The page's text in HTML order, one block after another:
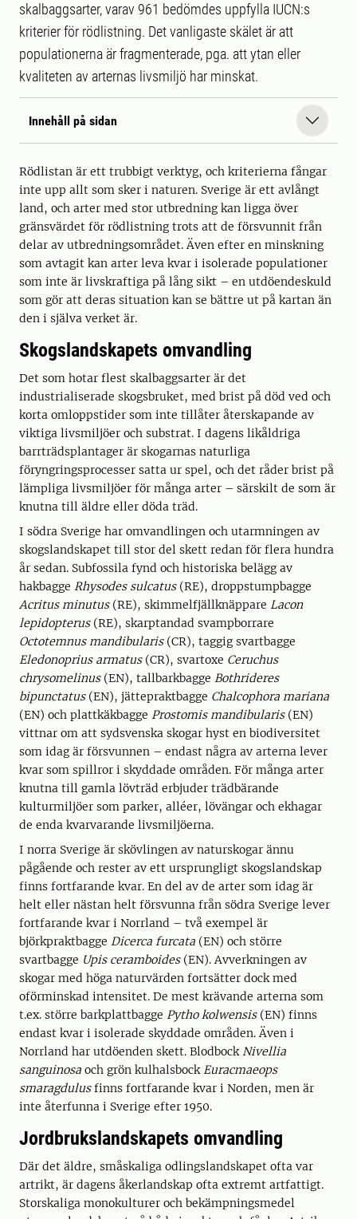
skalbaggsarter, varav 961 bedömdes uppfylla IUCN:s
kriterier för rödlistning. Det vanligaste skälet är att
populationerna är fragmenterade, pga. att ytan eller
kvaliteten av arternas livsmiljö har minskat.
Innehåll på sidan
Rödlistan är ett trubbigt verktyg, och kriterierna fångar
inte upp allt som sker i naturen. Sverige är ett avlångt
land, och arter med stor utbredning kan ligga över
gränsvärdet för rödlistning trots att de försvunnit från
delar av utbredningsområdet. Även efter en minskning
som avtagit kan arter leva kvar i isolerade populationer
som inte är livskraftiga på lång sikt – en utdöendeskuld
som gör att deras situation kan se bättre ut på kartan än
den i själva verket är.
Skogslandskapets omvandling
Det som hotar flest skalbaggsarter är det
industrialiserade skogsbruket, med brist på död ved och
korta omloppstider som inte tillåter återskapande av
viktiga livsmiljöer och substrat. I dagens likåldriga
barrträdsplantager är skogarnas naturliga
föryngringsprocesser satta ur spel, och det råder brist på
lämpliga livsmiljöer för många arter – särskilt de som är
knutna till äldre eller döda träd.
I södra Sverige har omvandlingen och utarmningen av
skogslandskapet till stor del skett redan för flera hundra
år sedan. Subfossila fynd och historiska belägg av
hakbagge Rhysodes sulcatus(RE), droppstumpbagge
Acritus minutus(RE), skimmelfjällknäppare Lacon
lepidopterus(RE), skarptandad svampborrare
Octotemnus mandibularis(CR), taggig svartbagge
Eledonoprius armatus(CR), svartoxe Ceruchus
chrysomelinus(EN), tallbarkbagge Bothrideres
bipunctatus(EN), jättepraktbagge Chalcophora mariana
(EN) och plattkäkbagge Prostomis mandibularis(EN)
vittnar om att sydsvenska skogar hyst en biodiversitet
som idag är försvunnen – endast några av arterna lever
kvar som spillror i skyddade områden. För många arter
knutna till gamla lövträd erbjuder trädbärande
kulturmiljöer som parker, alléer, lövängar och ekhagar
de enda kvarvarande livsmiljöerna.
I norra Sverige är skövlingen av naturskogar ännu
pågående och rester av ett ursprungligt skogslandskap
finns fortfarande kvar. En del av de arter som idag är
helt eller nästan helt försvunna från södra Sverige lever
fortfarande kvar i Norrland – två exempel är
björkpraktbagge Dicerca furcata (EN) och större
svartbagge Upis ceramboides(EN). Avverkningen av
skogar med höga naturvärden fortsätter dock med
oförminskad intensitet. De mest krävande arterna som
t.ex. större barkplattbagge Pytho kolwensis(EN) finns
endast kvar i isolerade skyddade områden. Även i
Norrland har utdöenden skett. Blodbock Nivellia
sanguinosa och grön kulhalsbockEuracmaeops
smaragdulusfinns fortfarande kvar i Norden, men är
inte återfunna i Sverige efter 1950.
Jordbrukslandskapets omvandling
Där det äldre, småskaliga odlingslandskapet ofta var
artrikt, är dagens åkerlandskap ofta extremt artfattigt.
Storskaliga monokulturer och bekämpningsmedel